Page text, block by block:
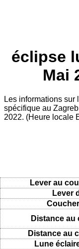
éclipse
Mai
Les informations sur
spécifique au
2022. (Heure locale
Lever au
Lever
Distance au
Distance au
Lune